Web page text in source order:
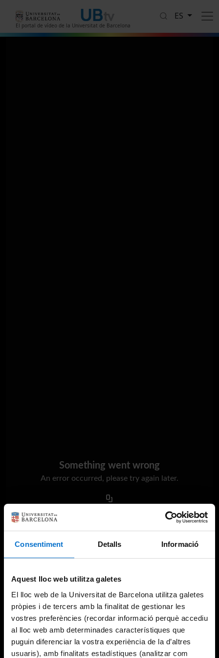
Consentiment Detalls Informació
Aquest lloc web utilitza galetes
El lloc web de la Universitat de Barcelona utilitza galetes
pròpies i de tercers amb la finalitat de gestionar les
vostres preferències (recordar informació perquè accediu
al lloc web amb determinades característiques que
puguin diferenciar la vostra experiència de la d’altres
usuaris), amb finalitats estadístiques (analitzar com
El portal de vídeo de la Universitat de Barcelona
ES
Something went wrong
An error occurred, please try again later.